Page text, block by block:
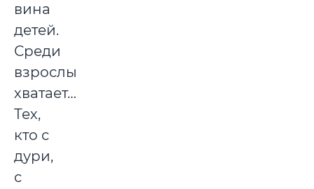
вина
детей.
Среди
взрослых
хватает…
Тех,
кто с
дури,
с